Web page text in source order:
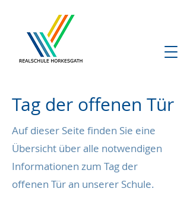
Tag der offenen Tür
Auf dieser Seite finden Sie eine
Übersicht über alle notwendigen
Informationen zum Tag der
offenen Tür an unserer Schule.